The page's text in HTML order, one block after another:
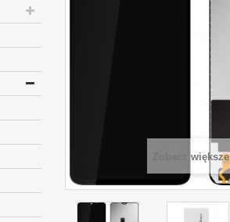
Zobacz większe